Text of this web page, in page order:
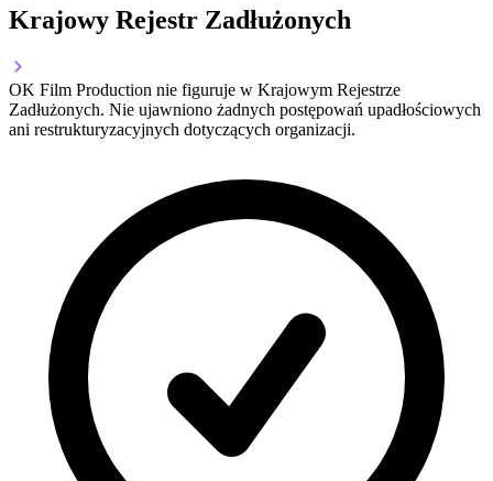
Krajowy Rejestr Zadłużonych
OK Film Production nie figuruje w Krajowym Rejestrze
Zadłużonych. Nie ujawniono żadnych postępowań upadłościowych
ani restrukturyzacyjnych dotyczących organizacji.